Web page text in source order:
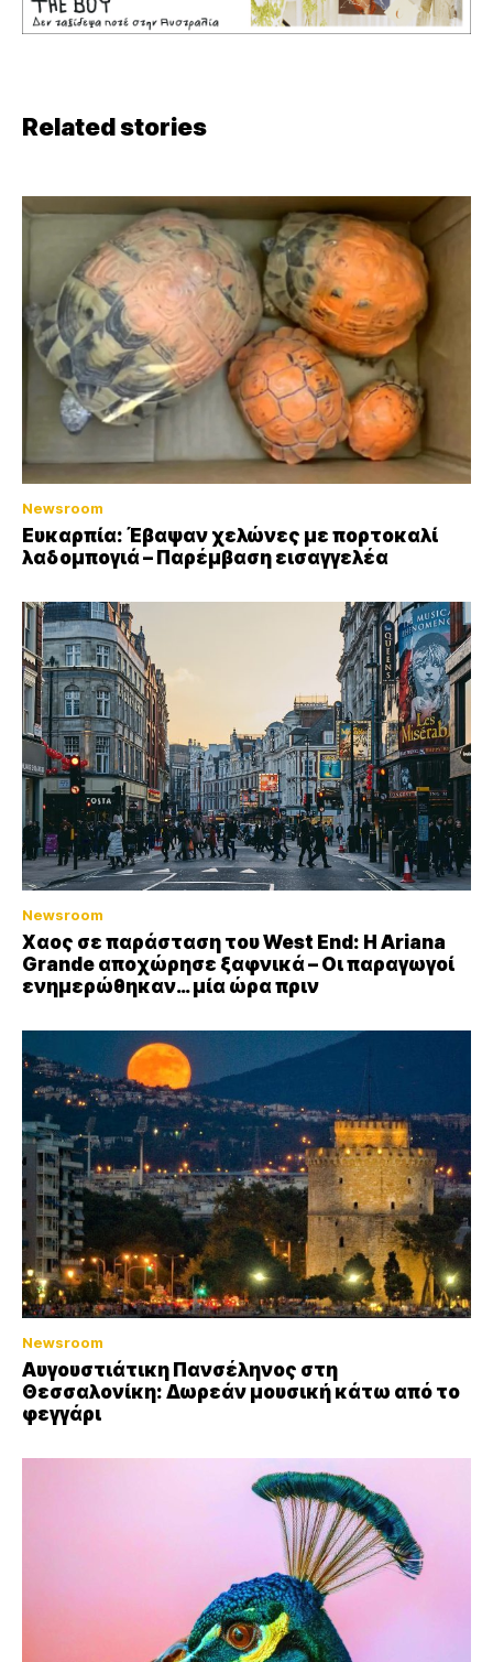
Related stories
Newsroom
Ευκαρπία: Έβαψαν χελώνες με πορτοκαλί
λαδομπογιά – Παρέμβαση εισαγγελέα
Newsroom
Xαος σε παράσταση του West End: Η Αriana
Grande αποχώρησε ξαφνικά – Οι παραγωγοί
ενημερώθηκαν… μία ώρα πριν
Newsroom
Αυγουστιάτικη Πανσέληνος στη
Θεσσαλονίκη: Δωρεάν μουσική κάτω από το
φεγγάρι